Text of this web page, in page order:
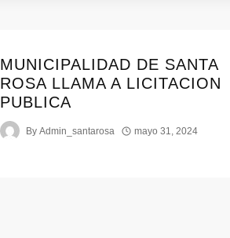
MUNICIPALIDAD DE SANTA
ROSA LLAMA A LICITACION
PUBLICA
By Admin_santarosa mayo 31, 2024